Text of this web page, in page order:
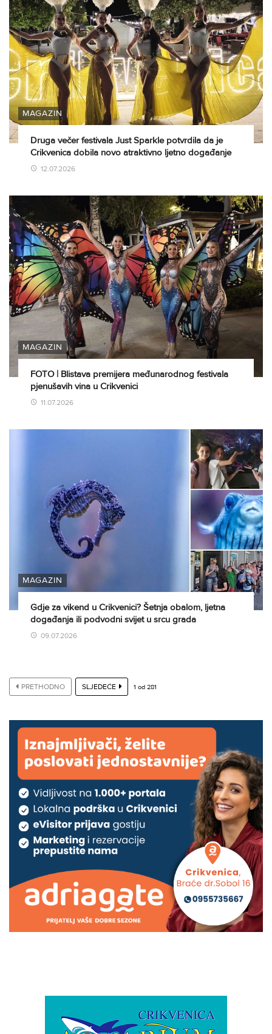
MAGAZIN
Druga večer festivala Just Sparkle potvrdila da je
Crikvenica dobila novo atraktivno ljetno događanje
12.07.2026
MAGAZIN
FOTO | Blistava premijera međunarodnog festivala
pjenušavih vina u Crikvenici
11.07.2026
MAGAZIN
Gdje za vikend u Crikvenici? Šetnja obalom, ljetna
događanja ili podvodni svijet u srcu grada
09.07.2026
PRETHODNO SLJEDEĆE 1 od 281